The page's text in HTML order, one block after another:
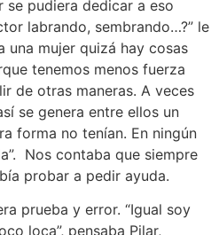
se pudiera dedicar a eso
labrando, sembrando…?” le
una mujer quizá hay cosas
tenemos menos fuerza
de otras maneras. A veces
se genera entre ellos un
forma no tenían. En ningún
Nos contaba que siempre
probar a pedir ayuda.
prueba y error. “Igual soy
loca”, pensaba Pilar,